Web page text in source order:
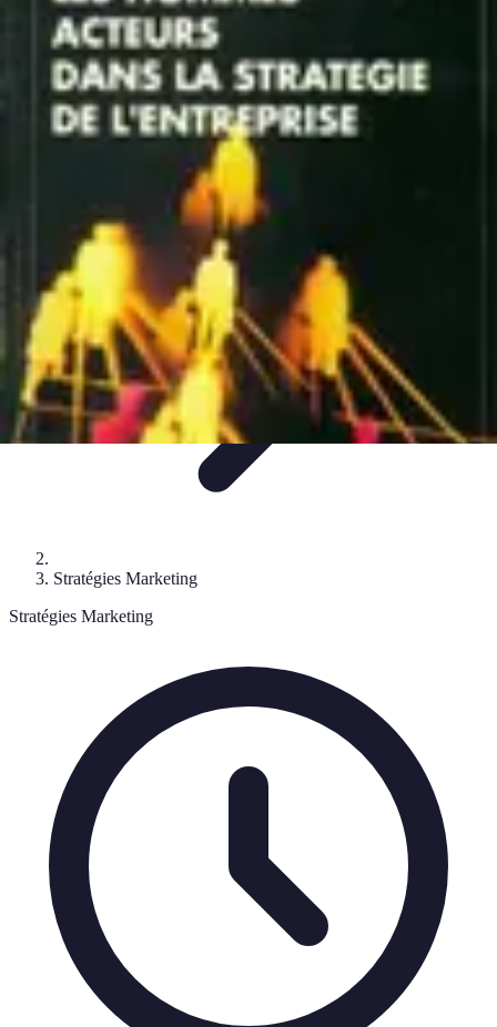
Ecommerce Produits Bio
Stratégies de LancementStratégies de Vente
produitsConseils d'AchatMarketing
Ecommerce Produits Bio
Stratégies Marketing
Stratégies Marketing